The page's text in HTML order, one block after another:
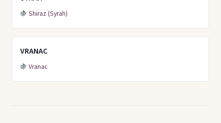
🍇 Shiraz (Syrah)
VRANAC
🍇 Vranac